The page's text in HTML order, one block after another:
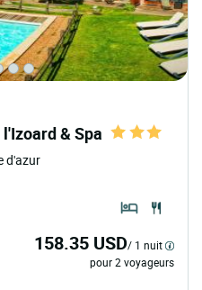
& Spa
d'azur
158.35 USD/ 1 nuit
pour 2 voyageurs